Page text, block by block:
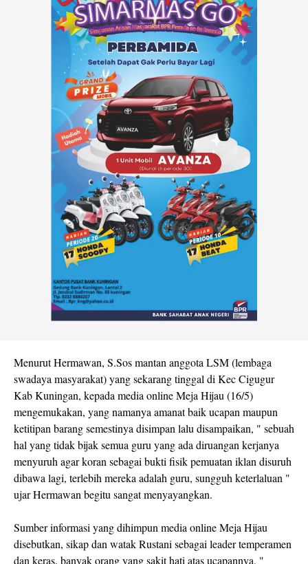
Menurut Hermawan, S.Sos mantan anggota LSM (lembaga
swadaya masyarakat) yang sekarang tinggal di Kec Cigugur
Kab Kuningan, kepada media online Meja Hijau (16/5)
mengemukakan, yang namanya amanat baik ucapan maupun
ketitipan barang semestinya disimpan lalu disampaikan, " sebuah
hal yang tidak bijak semua guru yang ada diruangan kerjanya
menyuruh agar koran sebagai bukti fisik pemuatan iklan disuruh
dibawa lagi, terlebih mereka adalah guru, sungguh keterlaluan "
ujar Hermawan begitu sangat menyayangkan.
Sumber informasi yang dihimpun media online Meja Hijau
disebutkan, sikap dan watak Rustani sebagai leader temperamen
dan keras, banyak orang yang sakit hati atas ucapannya, "